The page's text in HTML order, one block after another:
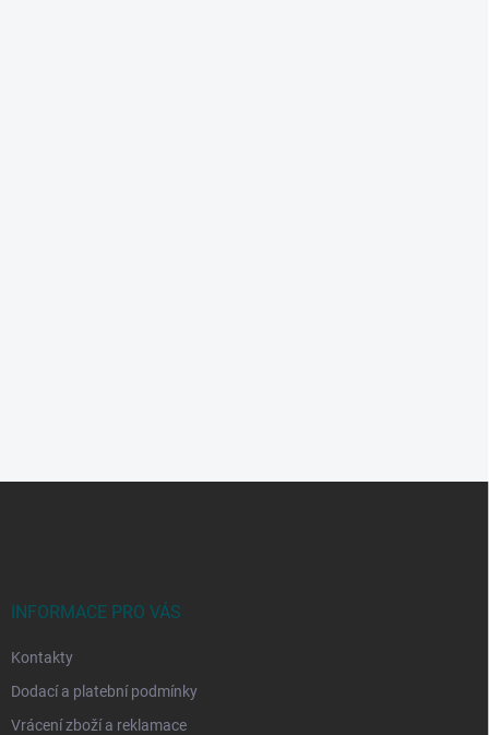
INFORMACE PRO VÁS
Kontakty
Dodací a platební podmínky
Vrácení zboží a reklamace